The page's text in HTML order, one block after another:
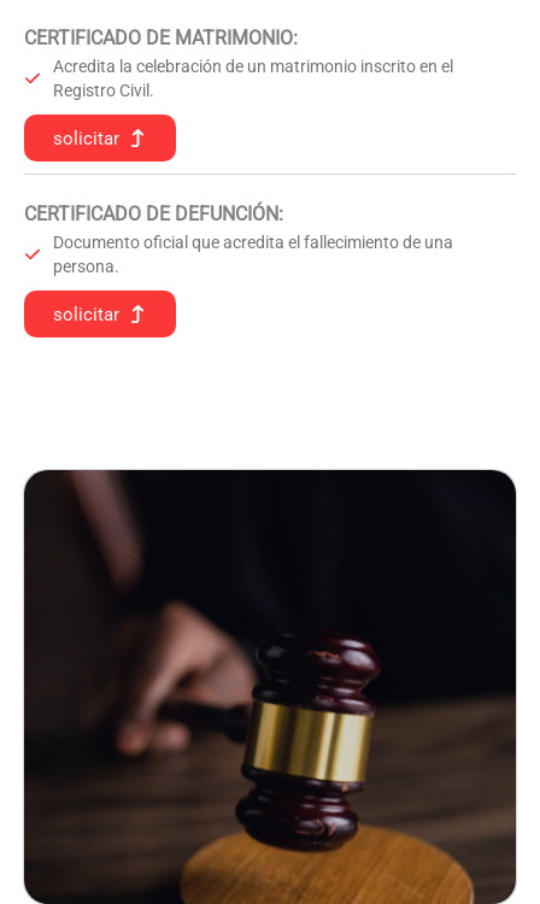
CERTIFICADO DE MATRIMONIO:
Acredita la celebración de un matrimonio inscrito en el
Registro Civil.
solicitar
CERTIFICADO DE DEFUNCIÓN:
Documento oficial que acredita el fallecimiento de una
persona.
solicitar